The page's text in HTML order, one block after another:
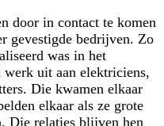
door in contact te komen
gevestigde bedrijven. Zo
was in het
werk uit aan elektriciens,
Die kwamen elkaar
elkaar als ze grote
Die relaties blijven hen